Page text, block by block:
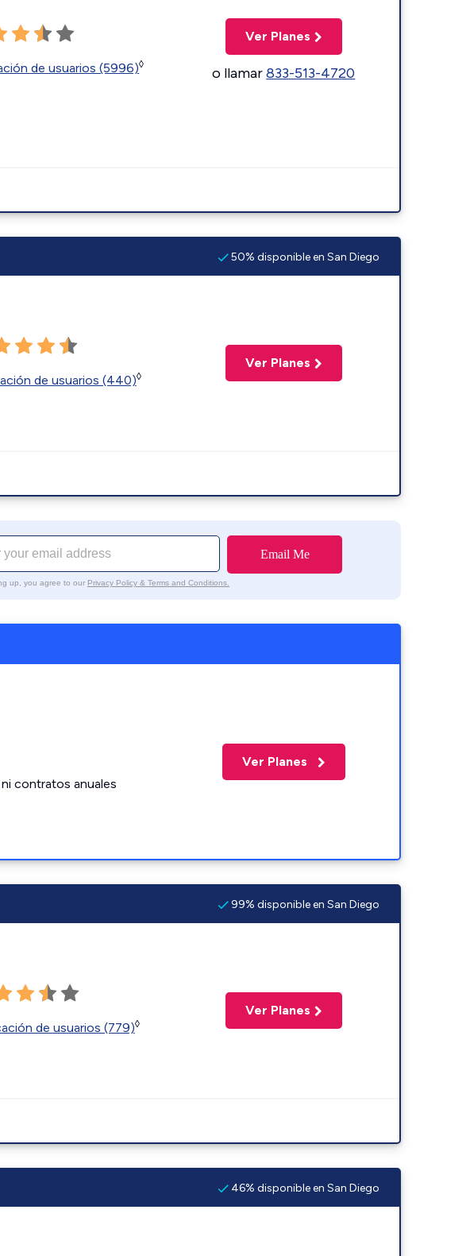
de usuarios (5996)◊
Ver Planes
o llamar833-513-4720
50% disponible en San Diego
de usuarios (440)◊
Ver Planes
contratos anuales
Ver Planes
99% disponible en San Diego
de usuarios (779)◊
Ver Planes
46% disponible en San Diego